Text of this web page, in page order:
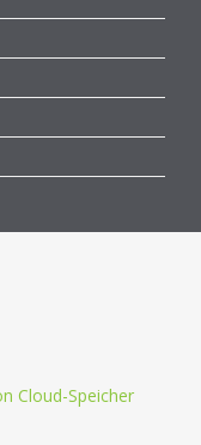
Cloud-Speicher